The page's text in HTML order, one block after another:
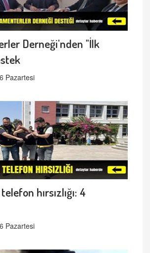
Derneği'nden "İlk
Pazartesi
hırsızlığı: 4
Pazartesi